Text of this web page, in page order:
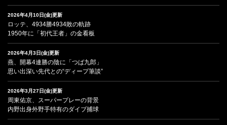
2026年4月10日(金)更新
ロッテ、4934勝4934敗の軌跡
1950年に「初代王者」の金看板
2026年4月3日(金)更新
燕、開幕4連勝の陰に「つば九郎」
思い出深い先代との“ディープ筆談”
2026年3月27日(金)更新
周東佑京、スーパープレーの背景
内野出身外野手特有のダイブ捕球